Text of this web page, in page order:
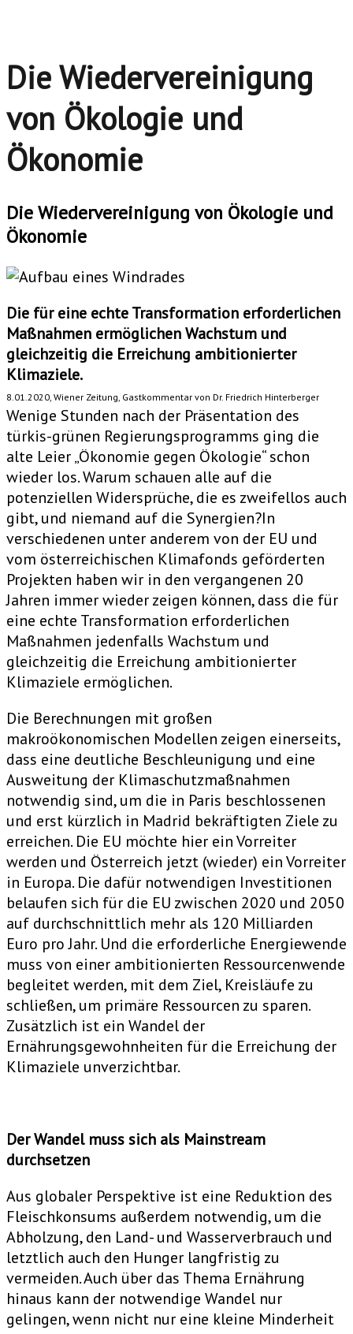
Die Wiedervereinigung
von Ökologie und
Ökonomie
Die Wiedervereinigung von Ökologie und
Ökonomie
Die für eine echte Transformation erforderlichen
Maßnahmen ermöglichen Wachstum und
gleichzeitig die Erreichung ambitionierter
Klimaziele.
8.01.2020, Wiener Zeitung, Gastkommentar von Dr. Friedrich Hinterberger
Wenige Stunden nach der Präsentation des
türkis-grünen Regierungsprogramms ging die
alte Leier „Ökonomie gegen Ökologie“ schon
wieder los. Warum schauen alle auf die
potenziellen Widersprüche, die es zweifellos auch
gibt, und niemand auf die Synergien?In
verschiedenen unter anderem von der EU und
vom österreichischen Klimafonds geförderten
Projekten haben wir in den vergangenen 20
Jahren immer wieder zeigen können, dass die für
eine echte Transformation erforderlichen
Maßnahmen jedenfalls Wachstum und
gleichzeitig die Erreichung ambitionierter
Klimaziele ermöglichen.
Die Berechnungen mit großen
makroökonomischen Modellen zeigen einerseits,
dass eine deutliche Beschleunigung und eine
Ausweitung der Klimaschutzmaßnahmen
notwendig sind, um die in Paris beschlossenen
und erst kürzlich in Madrid bekräftigten Ziele zu
erreichen. Die EU möchte hier ein Vorreiter
werden und Österreich jetzt (wieder) ein Vorreiter
in Europa. Die dafür notwendigen Investitionen
belaufen sich für die EU zwischen 2020 und 2050
auf durchschnittlich mehr als 120 Milliarden
Euro pro Jahr. Und die erforderliche Energiewende
muss von einer ambitionierten Ressourcenwende
begleitet werden, mit dem Ziel, Kreisläufe zu
schließen, um primäre Ressourcen zu sparen.
Zusätzlich ist ein Wandel der
Ernährungsgewohnheiten für die Erreichung der
Klimaziele unverzichtbar.
Der Wandel muss sich als Mainstream
durchsetzen
Aus globaler Perspektive ist eine Reduktion des
Fleischkonsums außerdem notwendig, um die
Abholzung, den Land- und Wasserverbrauch und
letztlich auch den Hunger langfristig zu
vermeiden. Auch über das Thema Ernährung
hinaus kann der notwendige Wandel nur
gelingen, wenn nicht nur eine kleine Minderheit